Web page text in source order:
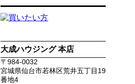
大成ハウジング 本店
〒 984-0032
宮城県仙台市若林区荒井五丁目19
番地4